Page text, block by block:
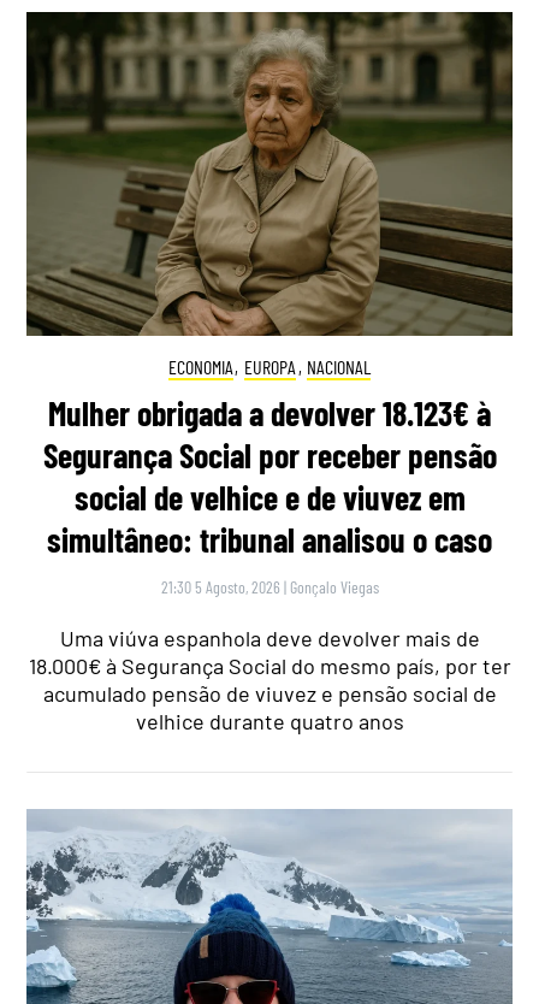
ECONOMIA, EUROPA , NACIONAL
Mulher obrigada a devolver 18.123€ à
Segurança Social por receber pensão
social de velhice e de viuvez em
simultâneo: tribunal analisou o caso
21:30 5 Agosto, 2026 | Gonçalo Viegas
Uma viúva espanhola deve devolver mais de
18.000€ à Segurança Social do mesmo país, por ter
acumulado pensão de viuvez e pensão social de
velhice durante quatro anos